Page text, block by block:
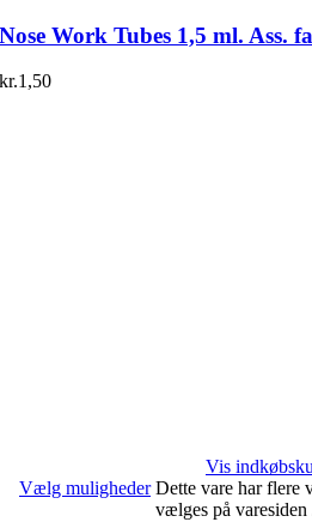
Nose Work Tubes 1,5 ml. Ass.
kr.1,50
Vis
Vælg muligheder Dette vare har flere
vælges på varesiden